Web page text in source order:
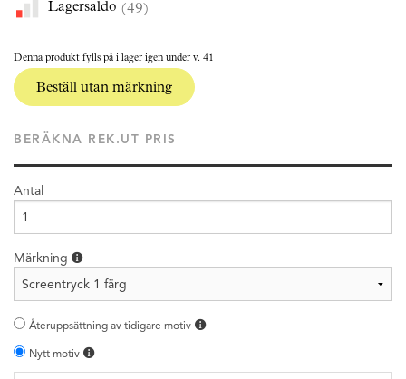
Lagersaldo (49)
Denna produkt fylls på i lager igen under v. 41
Beställ utan märkning
BERÄKNA REK.UT PRIS
Antal
Märkning
Återuppsättning av tidigare motiv
Nytt motiv